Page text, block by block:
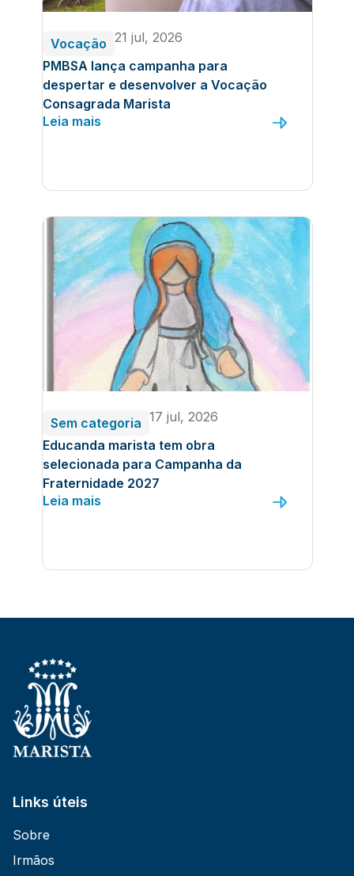
Vocação 21 jul, 2026
PMBSA lança campanha para
despertar e desenvolver a Vocação
Consagrada Marista
Leia mais
Sem categoria 17 jul, 2026
Educanda marista tem obra
selecionada para Campanha da
Fraternidade 2027
Leia mais
Links úteis
Sobre
Irmãos